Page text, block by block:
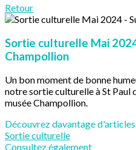
Retour
Sortie culturelle Mai
Champollion
Un bon moment de bonne
notre sortie culturelle à St Paul
musée Champollion.
Découvrez davantage d'articles
Sortie culturelle
Consultez également